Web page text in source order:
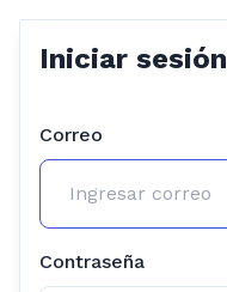
Iniciar sesión
Correo
Contraseña